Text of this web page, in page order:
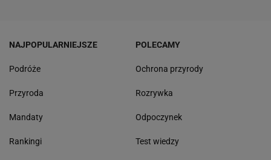
NAJPOPULARNIEJSZE
Podróże
Przyroda
Mandaty
Rankingi
POLECAMY
Ochrona przyrody
Rozrywka
Odpoczynek
Test wiedzy